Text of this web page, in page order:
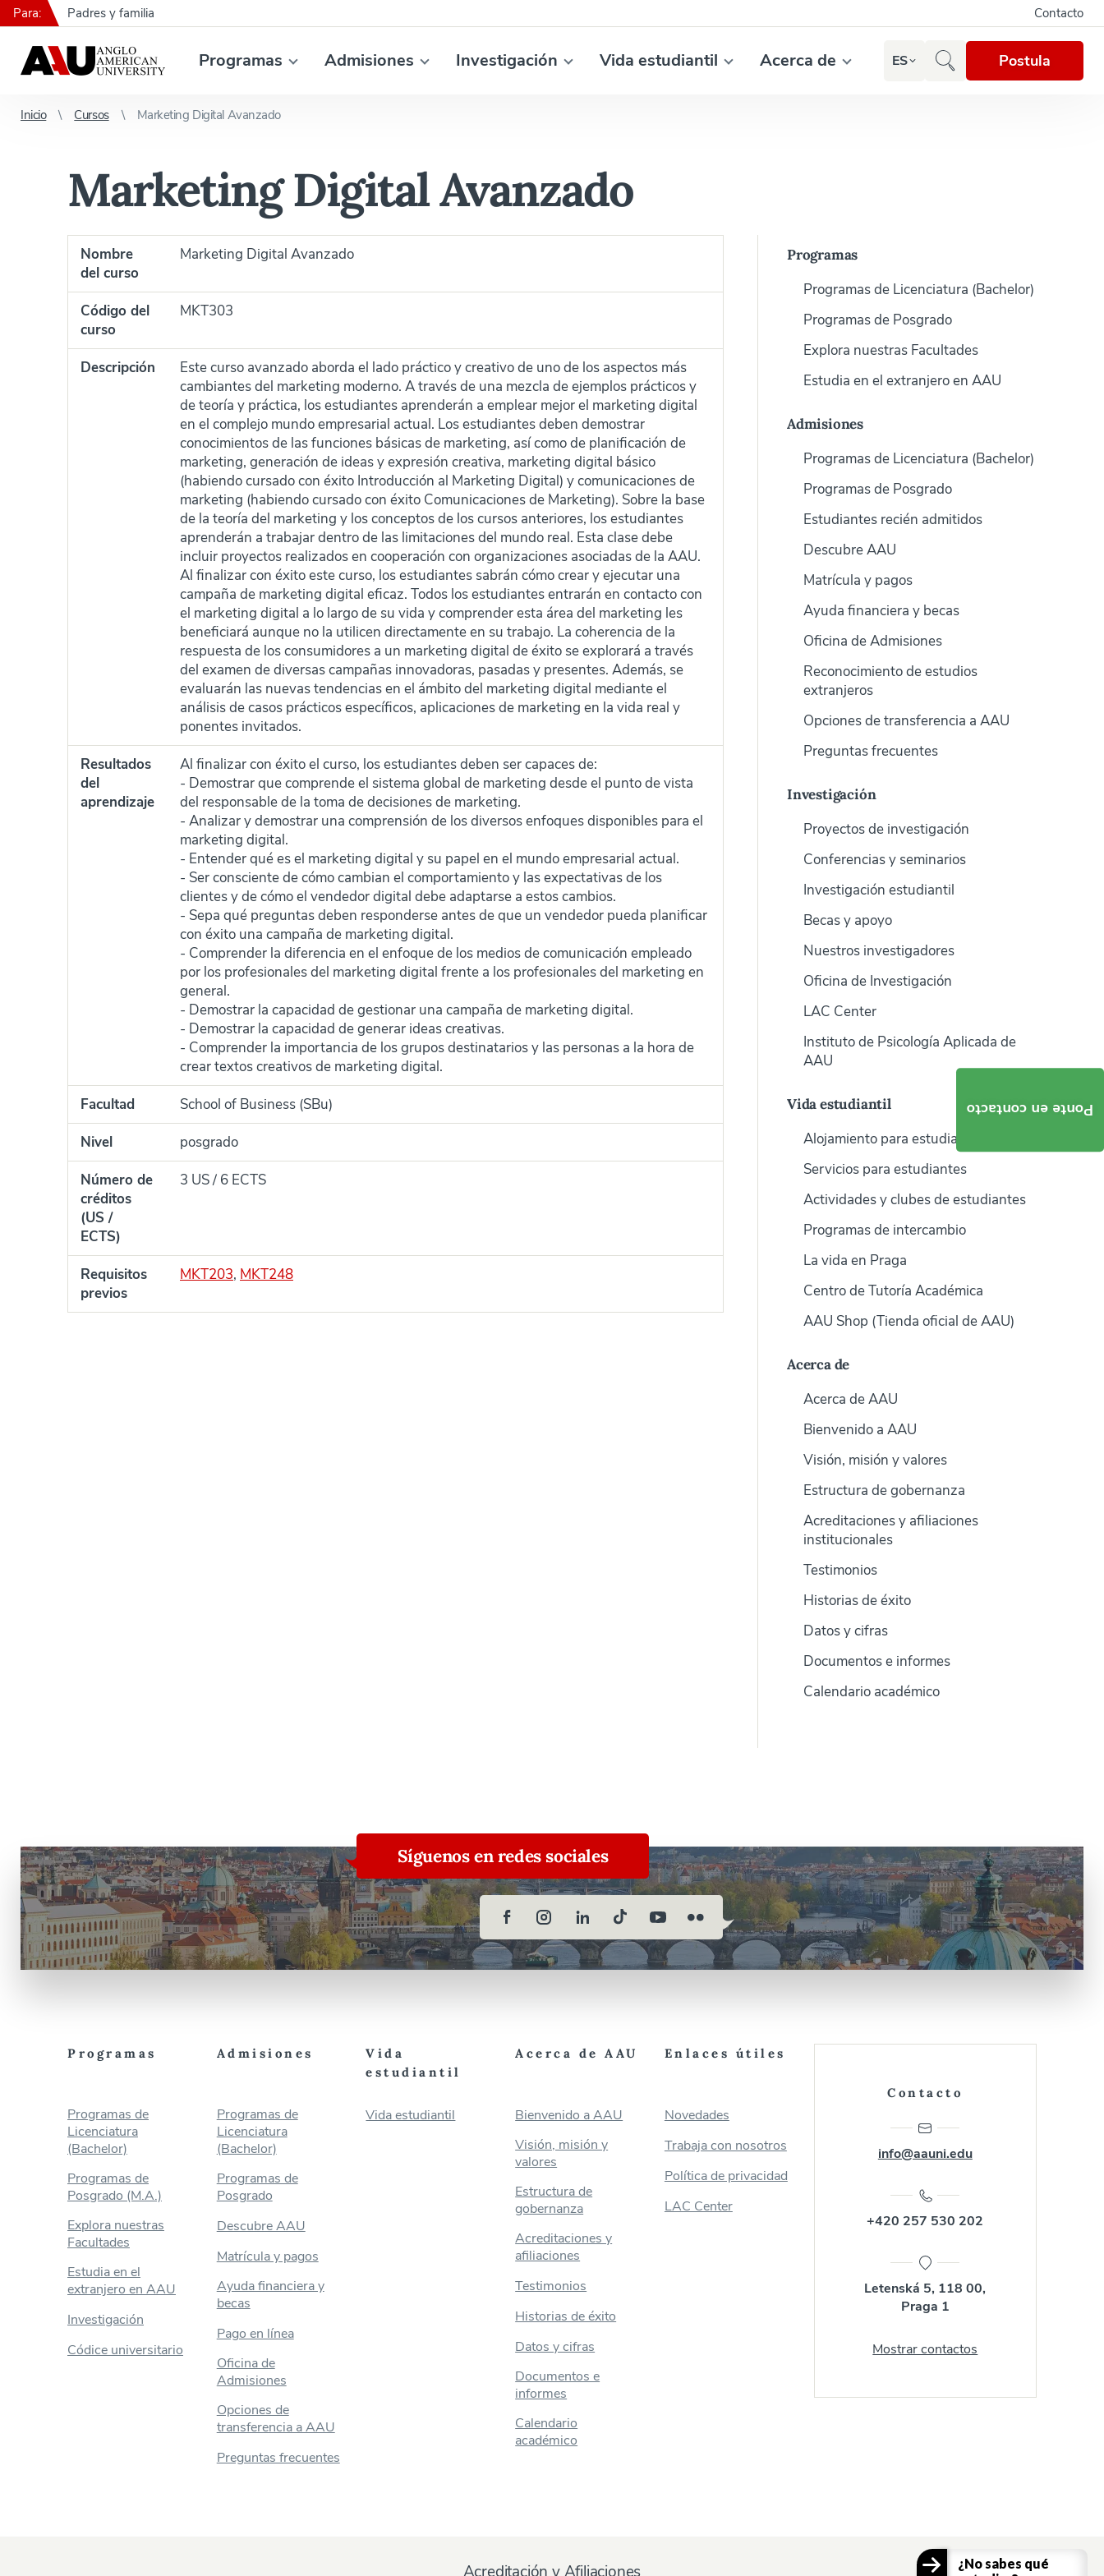
Programas Admisiones Investigación Vida estudiantil Acerca de ES Postula
Para: Padres y familia Contacto
Inicio Cursos Marketing Digital Avanzado
Marketing Digital Avanzado
Nombre
del curso
Marketing Digital Avanzado
Código del
curso
MKT303
Descripción
Este curso avanzado aborda el lado práctico y creativo de uno de los aspectos más
cambiantes del marketing moderno. A través de una mezcla de ejemplos prácticos y
de teoría y práctica, los estudiantes aprenderán a emplear mejor el marketing digital
en el complejo mundo empresarial actual. Los estudiantes deben demostrar
conocimientos de las funciones básicas de marketing, así como de planificación de
marketing, generación de ideas y expresión creativa, marketing digital básico
(habiendo cursado con éxito Introducción al Marketing Digital) y comunicaciones de
marketing (habiendo cursado con éxito Comunicaciones de Marketing). Sobre la base
de la teoría del marketing y los conceptos de los cursos anteriores, los estudiantes
aprenderán a trabajar dentro de las limitaciones del mundo real. Esta clase debe
incluir proyectos realizados en cooperación con organizaciones asociadas de la AAU.
Al finalizar con éxito este curso, los estudiantes sabrán cómo crear y ejecutar una
campaña de marketing digital eficaz. Todos los estudiantes entrarán en contacto con
el marketing digital a lo largo de su vida y comprender esta área del marketing les
beneficiará aunque no la utilicen directamente en su trabajo. La coherencia de la
respuesta de los consumidores a un marketing digital de éxito se explorará a través
del examen de diversas campañas innovadoras, pasadas y presentes. Además, se
evaluarán las nuevas tendencias en el ámbito del marketing digital mediante el
análisis de casos prácticos específicos, aplicaciones de marketing en la vida real y
ponentes invitados.
Resultados
del
aprendizaje
Al finalizar con éxito el curso, los estudiantes deben ser capaces de:
- Demostrar que comprende el sistema global de marketing desde el punto de vista
del responsable de la toma de decisiones de marketing.
- Analizar y demostrar una comprensión de los diversos enfoques disponibles para el
marketing digital.
- Entender qué es el marketing digital y su papel en el mundo empresarial actual.
- Ser consciente de cómo cambian el comportamiento y las expectativas de los
clientes y de cómo el vendedor digital debe adaptarse a estos cambios.
- Sepa qué preguntas deben responderse antes de que un vendedor pueda planificar
con éxito una campaña de marketing digital.
- Comprender la diferencia en el enfoque de los medios de comunicación empleado
por los profesionales del marketing digital frente a los profesionales del marketing en
general.
- Demostrar la capacidad de gestionar una campaña de marketing digital.
- Demostrar la capacidad de generar ideas creativas.
- Comprender la importancia de los grupos destinatarios y las personas a la hora de
crear textos creativos de marketing digital.
Facultad
School of Business (SBu)
Nivel
posgrado
Número de
créditos
(US /
ECTS)
3 US / 6 ECTS
Requisitos
previos
MKT203, MKT248
Programas
Programas de Licenciatura (Bachelor)
Programas de Posgrado
Explora nuestras Facultades
Estudia en el extranjero en AAU
Admisiones
Programas de Licenciatura (Bachelor)
Programas de Posgrado
Estudiantes recién admitidos
Descubre AAU
Matrícula y pagos
Ayuda financiera y becas
Oficina de Admisiones
Reconocimiento de estudios
extranjeros
Opciones de transferencia a AAU
Preguntas frecuentes
Investigación
Proyectos de investigación
Conferencias y seminarios
Investigación estudiantil
Becas y apoyo
Nuestros investigadores
Oficina de Investigación
LAC Center
Instituto de Psicología Aplicada de
AAU
Vida estudiantil
Alojamiento para estudiantes
Servicios para estudiantes
Actividades y clubes de estudiantes
Programas de intercambio
La vida en Praga
Centro de Tutoría Académica
AAU Shop (Tienda oficial de AAU)
Acerca de
Acerca de AAU
Bienvenido a AAU
Visión, misión y valores
Estructura de gobernanza
Acreditaciones y afiliaciones
institucionales
Testimonios
Historias de éxito
Datos y cifras
Documentos e informes
Calendario académico
Síguenos en redes sociales
Programas
Programas de
Licenciatura
(Bachelor)
Programas de
Posgrado (M.A.)
Explora nuestras
Facultades
Estudia en el
extranjero en AAU
Investigación
Códice universitario
Admisiones
Programas de
Licenciatura
(Bachelor)
Programas de
Posgrado
Descubre AAU
Matrícula y pagos
Ayuda financiera y
becas
Pago en línea
Oficina de
Admisiones
Opciones de
transferencia a AAU
Preguntas frecuentes
Vida
estudiantil
Vida estudiantil
Acerca de AAU
Bienvenido a AAU
Visión, misión y
valores
Estructura de
gobernanza
Acreditaciones y
afiliaciones
Testimonios
Historias de éxito
Datos y cifras
Documentos e
informes
Calendario
académico
Enlaces útiles
Novedades
Trabaja con nosotros
Política de privacidad
LAC Center
Contacto
info@aauni.edu
+420 257 530 202
Letenská 5, 118 00,
Praga 1
Mostrar contactos
Ponte en contacto
¿No sabes qué